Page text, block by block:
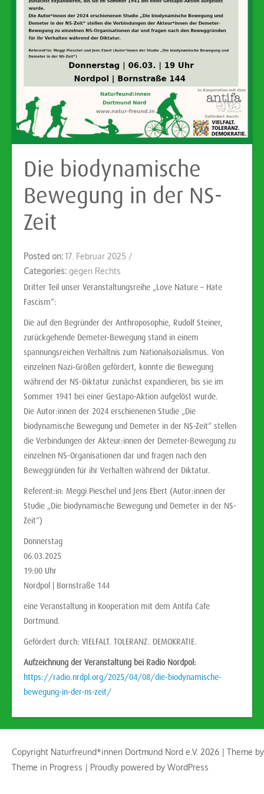
Die biodynamische
Bewegung in der NS-
Zeit
Posted on: 17. Februar 2025 /
Categories: gegen Rechts
Dritter Teil unser Veranstaltungsreihe „Love Nature – Hate
Fascism“:
Die auf den Begründer der Anthroposophie, Rudolf Steiner,
zurückgehende Demeter-Bewegung stand in einem
spannungsreichen Verhältnis zum Nationalsozialismus. Von
einzelnen Nazi-Größen gefördert, konnte die Bewegung
während der NS-Diktatur zunächst expandieren, bis sie im
Sommer 1941 bei einer Gestapo-Aktion aufgelöst wurde.
Die Autor:innen der 2024 erschienenen Studie „Die
biodynamische Bewegung und Demeter in der NS-Zeit“ stellen
die Verbindungen der Akteur:innen der Demeter-Bewegung zu
einzelnen NS-Organisationen dar und fragen nach den
Beweggründen für ihr Verhalten während der Diktatur.
Referent:in: Meggi Pieschel und Jens Ebert (Autor:innen der
Studie „Die biodynamische Bewegung und Demeter in der NS-
Zeit“)
Donnerstag
06.03.2025
19:00 Uhr
Nordpol | Bornstraße 144
eine Veranstaltung in Kooperation mit dem Antifa Cafe
Dortmund.
Gefördert durch: VIELFALT. TOLERANZ. DEMOKRATIE.
Aufzeichnung der Veranstaltung bei Radio Nordpol:
https://radio.nrdpl.org/2025/04/08/die-biodynamische-
bewegung-in-der-ns-zeit/
Copyright Naturfreund*innen Dortmund Nord e.V. 2026 | Theme by
Theme in Progress | Proudly powered by WordPress